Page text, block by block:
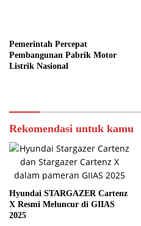
Pemerintah Percepat
Pembangunan Pabrik Motor
Listrik Nasional
Rekomendasi untuk kamu
Hyundai STARGAZER Cartenz
X Resmi Meluncur di GIIAS
2025